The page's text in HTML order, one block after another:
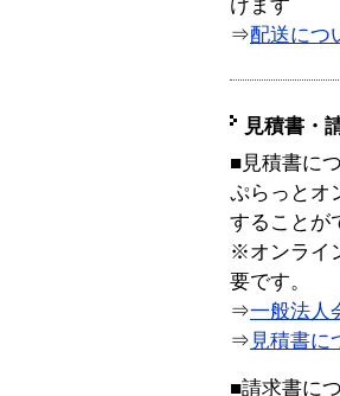
けます
⇒配送につ
見積書・
■見積書に
ぷらっとオ
することが
※オンライ
要です。
⇒一般法人
⇒ 見積書に
■請求書に